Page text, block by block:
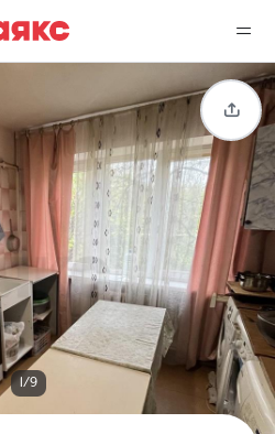
Сравнение
0 объявлений
Услуги
1/9